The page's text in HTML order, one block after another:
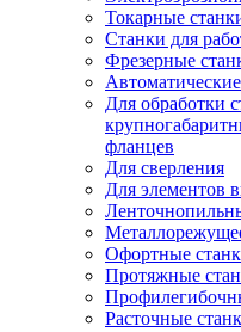
Токарные
Станки для
Фрезерные
Для обработки
фланцев
Для сверления
Для элементов
Офортные
Протяжные
Расточные